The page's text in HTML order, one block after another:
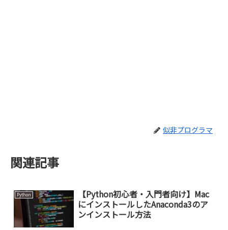
似非プログラマ
関連記事
Python
【Python初心者・入門者向け】Mac
にインストールしたAnaconda3のア
ンインストール方法